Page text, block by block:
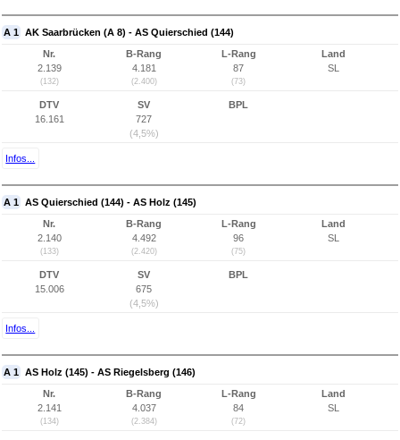
A 1 AK Saarbrücken (A 8) - AS Quierschied (144)
Nr.
2.139
(132)
B-Rang
4.181
(2.400)
L-Rang
87
(73)
Land
SL
DTV
16.161
SV
727
(4,5%)
BPL
Infos...
A 1 AS Quierschied (144) - AS Holz (145)
Nr.
2.140
(133)
B-Rang
4.492
(2.420)
L-Rang
96
(75)
Land
SL
DTV
15.006
SV
675
(4,5%)
BPL
Infos...
A 1 AS Holz (145) - AS Riegelsberg (146)
Nr.
2.141
(134)
B-Rang
4.037
(2.384)
L-Rang
84
(72)
Land
SL